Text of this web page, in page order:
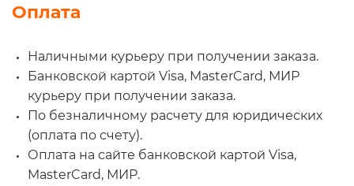
Оплата
Наличными курьеру при получении заказа.
Банковской картой Visa, MasterCard, МИР
курьеру при получении заказа.
По безналичному расчету для юридических
(оплата по счету).
Оплата на сайте банковской картой Visa,
MasterCard, МИР.